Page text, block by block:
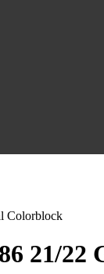
Colorblock
21/